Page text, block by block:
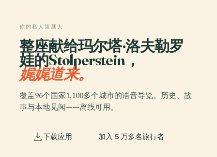
你的私人策展人
整座献给玛尔塔·洛夫勒罗
娃的Stolperstein，
娓娓道来。
覆盖96个国家1,100多个城市的语音导览。历史、故
事与本地见闻——离线可用。
下载应用 加入 5 万多名旅行者